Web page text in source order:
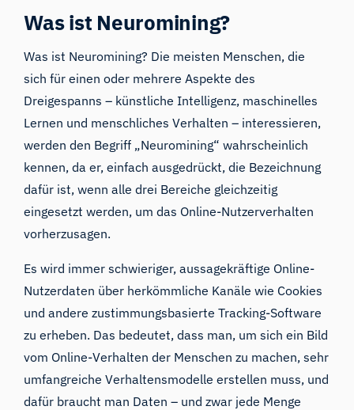
Was ist Neuromining?
Was ist Neuromining? Die meisten Menschen, die
sich für einen oder mehrere Aspekte des
Dreigespanns – künstliche Intelligenz, maschinelles
Lernen und menschliches Verhalten – interessieren,
werden den Begriff „Neuromining“ wahrscheinlich
kennen, da er, einfach ausgedrückt, die Bezeichnung
dafür ist, wenn alle drei Bereiche gleichzeitig
eingesetzt werden, um das Online-Nutzerverhalten
vorherzusagen.
Es wird immer schwieriger, aussagekräftige Online-
Nutzerdaten über herkömmliche Kanäle wie Cookies
und andere zustimmungsbasierte Tracking-Software
zu erheben. Das bedeutet, dass man, um sich ein Bild
vom Online-Verhalten der Menschen zu machen, sehr
umfangreiche Verhaltensmodelle erstellen muss, und
dafür braucht man Daten – und zwar jede Menge